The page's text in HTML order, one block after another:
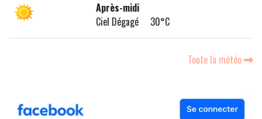
Après-midi
Ciel Dégagé 30°C
Toute la météo